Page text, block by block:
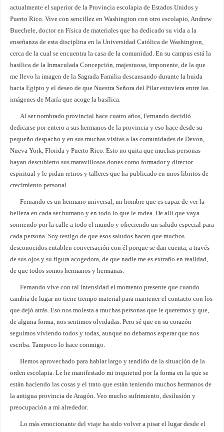
actualmente el superior de la Provincia escolapia de Estados Unidos y
Puerto Rico. Vive con sencillez en Washington con otro escolapio, Andrew
Buechele, doctor en Física de materiales que ha dedicado su vida a la
enseñanza de esta disciplina en la Universidad Católica de Washington,
cerca de la cual se encuentra la casa de la comunidad. En su campus está la
basílica de la Inmaculada Concepción, majestuosa, imponente, de la que
me llevo la imagen de la Sagrada Familia descansando durante la huida
hacia Egipto y el deseo de que Nuestra Señora del Pilar estuviera entre las
imágenes de María que acoge la basílica.
Al ser nombrado provincial hace cuatro años, Fernando decidió
dedicarse por entero a sus hermanos de la provincia y eso hace desde su
pequeño despacho y en sus muchas visitas a las comunidades de Devon,
Nueva York, Florida y Puerto Rico. Esto no quita que muchas personas
hayan descubierto sus maravillosos dones como formador y director
espiritual y le pidan retiros y talleres que ha publicado en unos libritos de
crecimiento personal.
Fernando es un hermano universal, un hombre que es capaz de ver la
belleza en cada ser humano y en todo lo que le rodea. De allí que vaya
sonriendo por la calle a todo el mundo y ofreciendo un saludo especial para
cada persona. Soy testigo de que esos saludos hacen que muchos
desconocidos entablen conversación con él porque se dan cuenta, a través
de sus ojos y su figura acogedora, de que nadie me es extraño en realidad,
de que todos somos hermanos y hermanas.
Fernando vive con tal intensidad el momento presente que cuando
cambia de lugar no tiene tiempo material para mantener el contacto con los
que dejó atrás. Eso nos molesta a muchas personas que le queremos y que,
de alguna forma, nos sentimos olvidadas. Pero sé que en su corazón
seguimos viviendo todos y todas, aunque no debamos esperar que nos
escriba. Tampoco lo hace conmigo.
Hemos aprovechado para hablar largo y tendido de la situación de la
orden escolapia. Le he manifestado mi inquietud por la forma en la que se
están haciendo las cosas y el trato que están teniendo muchos hermanos de
la antigua provincia de Aragón. Veo mucho sufrimiento, desilusión y
preocupación a mi alrededor.
Lo más emocionante del viaje ha sido volver a pisar el lugar desde el